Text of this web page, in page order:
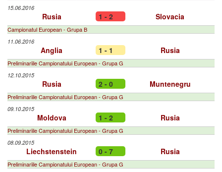
15.06.2016
Rusia 1 - 2 Slovacia
Campionatul European - Grupa B
11.06.2016
Anglia 1 - 1 Rusia
Preliminariile Campionatului European - Grupa G
12.10.2015
Rusia 2 - 0 Muntenegru
Preliminariile Campionatului European - Grupa G
09.10.2015
Moldova 1 - 2 Rusia
Preliminariile Campionatului European - Grupa G
08.09.2015
Liechstenstein 0 - 7 Rusia
Preliminariile Campionatului European - Grupa G